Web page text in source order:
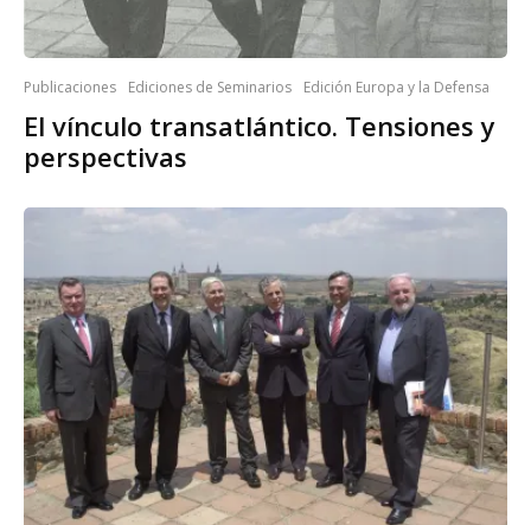
Publicaciones Ediciones de Seminarios Edición Europa y la Defensa
El vínculo transatlántico. Tensiones y
perspectivas